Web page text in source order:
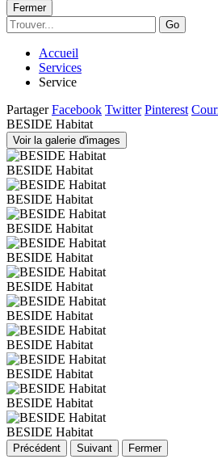
Fermer
Go
Accueil
Services
Service
Partager Facebook Twitter Pinterest
BESIDE Habitat
Voir la galerie d'images
BESIDE Habitat
BESIDE Habitat
BESIDE Habitat
BESIDE Habitat
BESIDE Habitat
BESIDE Habitat
BESIDE Habitat
BESIDE Habitat
BESIDE Habitat
BESIDE Habitat
Précédent Suivant Fermer